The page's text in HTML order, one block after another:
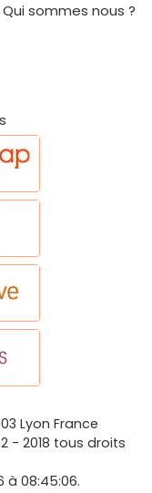
Qui sommes nous ?
Lyon France
- 2018 tous droits
à 08:45:06.